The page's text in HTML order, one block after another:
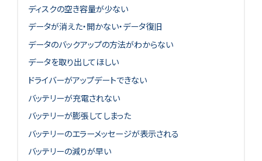
ディスクの空き容量が少ない
データが消えた・開かない・データ復旧
データのバックアップの方法がわからない
データを取り出してほしい
ドライバーがアップデートできない
バッテリーが充電されない
バッテリーが膨張してしまった
バッテリーのエラーメッセージが表示される
バッテリーの減りが早い